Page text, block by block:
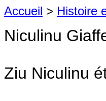
Accueil > Histoire
Niculinu
Ziu Niculinu